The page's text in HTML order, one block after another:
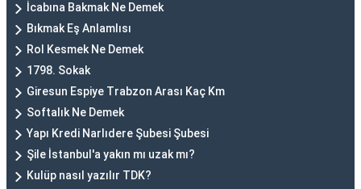
İcabına Bakmak Ne Demek
Bıkmak Eş Anlamlısı
Rol Kesmek Ne Demek
1798. Sokak
Giresun Espiye Trabzon Arası Kaç Km
Softalık Ne Demek
Yapı Kredi Narlıdere Şubesi Şubesi
Şile İstanbul'a yakın mı uzak mı?
Kulüp nasıl yazılır TDK?